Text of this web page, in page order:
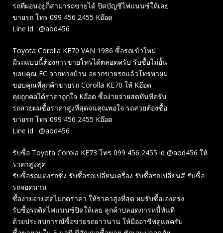
รถที่ผ่อนอยู่ก็สามารถขายได้ ปิดบัญชีไฟแนนซ์ให้เลย
ขายรถ โทร 099 456 2455 Kอ๊อด
Line id : @aod456
Toyota Corolla KE70 VAN 1986 ซื้อรถเข้าใหม่
มีรถแบบนี้ต้องการขายโทรได้ตลอดครับ รับซื้อไม่อั้น
ขอบคุณ FC จากทางบ้าน อยากขายรถแล้วโทรหาผม
ขอบคุณพี่ลูกค้าขายรถ Corolla KE70 ให้ Kอ๊อด
คุยถูกคอได้ราคาถูกใจ Kอ๊อด ซื้อง่ายจ่ายสดทันทีครับ
รถสวยผมซื้อราคาสูงที่สุดจนคุณพอใจ รถสวยต้องซื้อ
ขายรถ โทร 099 456 2455 Kอ๊อด
Line id : @aod456
รับซื้อ Toyota Corola KE73 โทร 099 456 2455 id @aod456 ให้
ราคาสูงสุด
รับซื้อรถแต่งรถซิ่ง รับซื้อรถเปลี่ยนเครื่อง รับซื้อรถเปลี่ยนสี รับซื้อ
รถจอดนาน
ซื้อง่ายจ่ายสดไม่กดราคา ให้ราคาสูงที่สุด ผมรับซื้อเองตรง
รับซื้อรถติดไฟแนนซ์ปิดให้เลย ลูกค้าปลอดภารหนี้ทันที
ด้วยประสบการณ์ซื้อขายรถยาวนาน ให้มืออาชีพดูแลครับ